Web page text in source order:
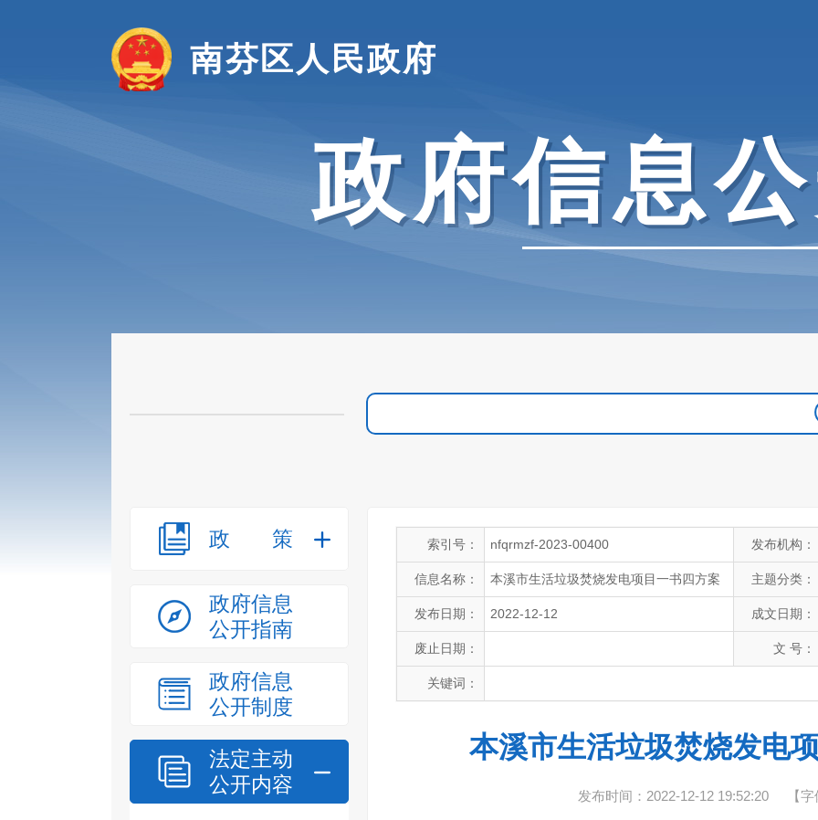
南芬区人民政府
政府信息
政策
政府信息
公开指南
政府信息
公开制度
法定主动
公开内容
索引号： nfqrmzf-2023-00400 发布机构：
信息名称： 本溪市生活垃圾焚烧发电项目一书四方案 主题分类：
发布日期： 2022-12-12 成文日期：
废止日期： 文 号：
关键词：
本溪市生活垃圾焚烧发电
发布时间：2022-12-12 19:52:20 【